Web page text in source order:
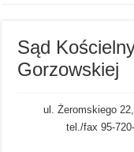
Sąd
Gorzowskiej
ul. Żeromskiego
tel./fax 95-